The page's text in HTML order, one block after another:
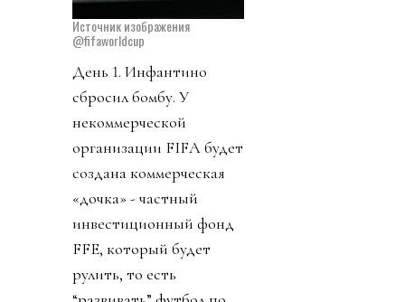
Источник изображения
@fifaworldcup
День 1. Инфантино
сбросил бомбу. У
некоммерческой
организации FIFA будет
создана коммерческая
«дочка» - частный
инвестиционный фонд
FFE, который будет
рулить, то есть